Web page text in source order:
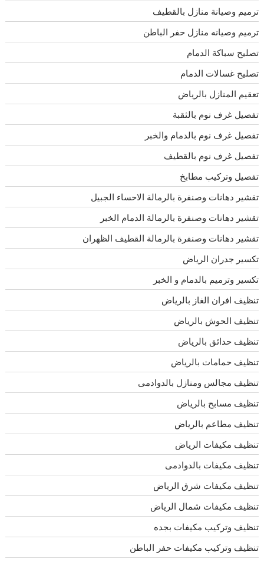
ترميم وصيانة منازل بالقطيف
ترميم وصيانه منازل حفر الباطن
تصليح سباكة الدمام
تصليح غسالات الدمام
تعقيم المنازل بالرياض
تفصيل غرف نوم بالثقبة
تفصيل غرف نوم بالدمام والخبر
تفصيل غرف نوم بالقطيف
تفصيل وتركيب مطابخ
تقشير دهانات وصنفرة بالرمالة الاحساء الجبيل
تقشير دهانات وصنفرة بالرمالة الدمام الخبر
تقشير دهانات وصنفرة بالرمالة القطيف الظهران
تكسير جدران الرياض
تكسير وترميم بالدمام و الخبر
تنظيف افران الغاز بالرياض
تنظيف الحوش بالرياض
تنظيف حدائق بالرياض
تنظيف حمامات بالرياض
تنظيف مجالس ومنازل بالدوادمى
تنظيف مسابح بالرياض
تنظيف مطاعم بالرياض
تنظيف مكيفات الرياض
تنظيف مكيفات بالدوادمى
تنظيف مكيفات شرق الرياض
تنظيف مكيفات شمال الرياض
تنظيف وتركيب مكيفات بجده
تنظيف وتركيب مكيفات حفر الباطن